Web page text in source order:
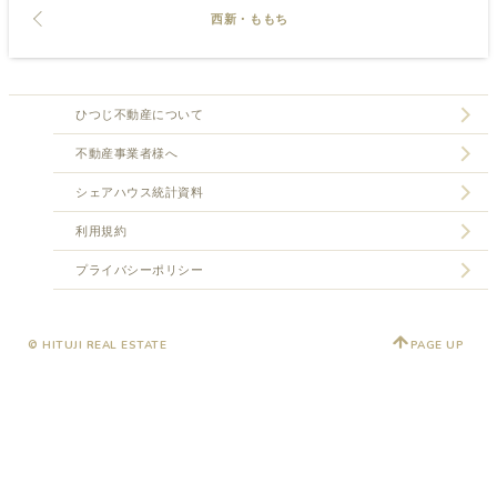
西新・ももち
ひつじ不動産について
不動産事業者様へ
シェアハウス統計資料
利用規約
プライバシーポリシー
© HITUJI REAL ESTATE PAGE UP